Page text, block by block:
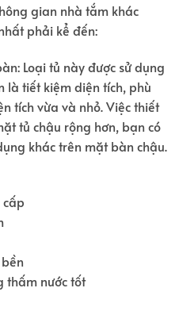
gian nhà tắm khác
phải kể đến:
Loại tủ này được sử dụng
là tiết kiệm diện tích, phù
tích vừa và nhỏ. Việc thiết
tủ chậu rộng hơn, bạn có
khác trên mặt bàn chậu.
cấp
thấm nước tốt